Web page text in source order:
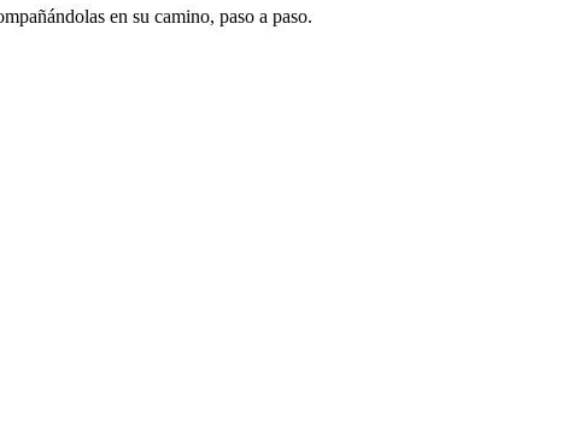
en su camino, paso a paso.